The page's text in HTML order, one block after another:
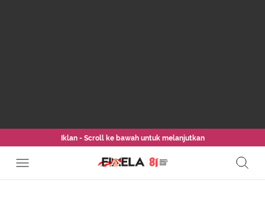
Iklan - Scroll ke bawah untuk melanjutkan